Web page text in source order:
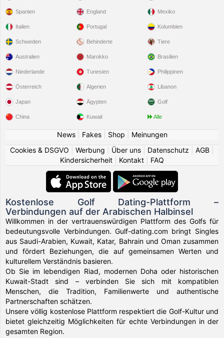
Spanien
Italien
Schweden
England
Portugal
Behinderte
Mexiko
Kolumbien
Tiere
Australien
Niederlande
Österreich
Japan
China
Marokko
Tunesien
Algerien
Ägypten
Kuwait
Brasilien
Philippinen
Libanon
Golf
Alle
News| Fakes| Shop
Meinungen
Cookies & DSGVO
Werbung Über uns Datenschutz AGB
Kindersicherheit
Kontakt FAQ
Kostenlose Golf Dating-Plattform –
Verbindungen auf der Arabischen Halbinsel
Willkommen in der vertrauenswürdigen Plattform des Golfs für
bedeutungsvolle Verbindungen. Gulf-dating.com bringt Singles
aus Saudi-Arabien, Kuwait, Katar, Bahrain und Oman zusammen
und fördert Beziehungen, die auf gemeinsamen Werten und
kulturellem Verständnis basieren.
Ob Sie im lebendigen Riad, modernen Doha oder historischen
Kuwait-Stadt sind – verbinden Sie sich mit kompatiblen
Menschen, die Tradition, Familienwerte und authentische
Partnerschaften schätzen.
Unsere völlig kostenlose Plattform respektiert die Golf-Kultur und
bietet gleichzeitig Möglichkeiten für echte Verbindungen in der
gesamten Region.